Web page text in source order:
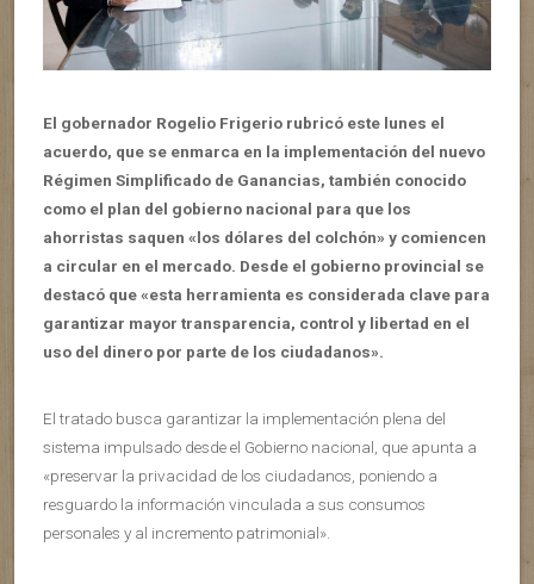
El gobernador Rogelio Frigerio rubricó este lunes el
acuerdo, que se enmarca en la implementación del nuevo
Régimen Simplificado de Ganancias, también conocido
como el plan del gobierno nacional para que los
ahorristas saquen «los dólares del colchón» y comiencen
a circular en el mercado. Desde el gobierno provincial se
destacó que «esta herramienta es considerada clave para
garantizar mayor transparencia, control y libertad en el
uso del dinero por parte de los ciudadanos».
El tratado busca garantizar la implementación plena del
sistema impulsado desde el Gobierno nacional, que apunta a
«preservar la privacidad de los ciudadanos, poniendo a
resguardo la información vinculada a sus consumos
personales y al incremento patrimonial».